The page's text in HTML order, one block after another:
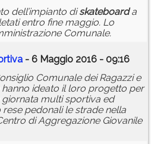
dell’impianto diskateboarda
entro fine maggio. Lo
Comunale.
- 6 Maggio 2016 - 09:16
Comunale dei Ragazzi e
ideato il loro progetto per
giornata multi sportiva ed
pedonali le strade nella
di Aggregazione Giovanile